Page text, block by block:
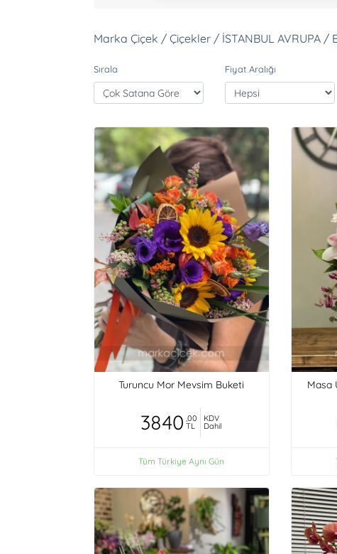
Marka Çiçek / Çiçekler / İSTANBUL AVRUPA /
Sırala Fiyat Aralığı
Turuncu Mor Mevsim Buketi
3840 ,00
TL
KDV
Dahil
Tüm Türkiye Aynı Gün
Masa